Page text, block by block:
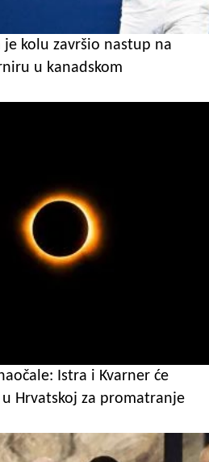
kolu završio nastup na
u kanadskom
Istra i Kvarner će
Hrvatskoj za promatranje